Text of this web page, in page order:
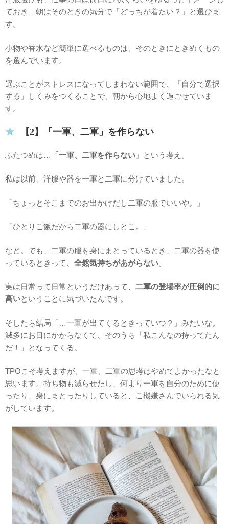
ておき、朝はそのときの気分で「どっちが着たい？」と選びま
す。
小物や香水など簡単に選べるものは、そのときにときめくもの
を選んでいます。
選ぶことがストレスになってしまわない範囲で、「自分で選択
する」しくみをつくることで、朝から心地よく過ごせていま
す。
【2】「一軍、二軍」を作らない
ふたつめは… 「一軍、二軍を作らない」 という考え。
私は以前、洋服や器を一軍と二軍に分けていました。
「ちょっとそこまでのお出かけだし二軍の服でいいや。」
「ひとりご飯だから二軍の器にしとこ。」
など。でも、二軍の服を身にまとっているとき、二軍の器を使
っているときって、 全然気持ちがあがらない。
実は日常って日常というだけあって、 二軍の登場率が圧倒的に
高いということに気づいたんです。
そしたら結局「…一軍が出てくるときっていつ？」みたいな。
滅多にお目にかからなくて、そのうち「私こんなの持ってたん
だ！」となってくる。
TPOこそ考えますが、一軍、二軍の思考はやめてよかったなと
思います。持ち物も減らせたし、何より一軍を自分のために使
ったり、身にまとったりしていると、ご機嫌さんでいられる気
がしています。